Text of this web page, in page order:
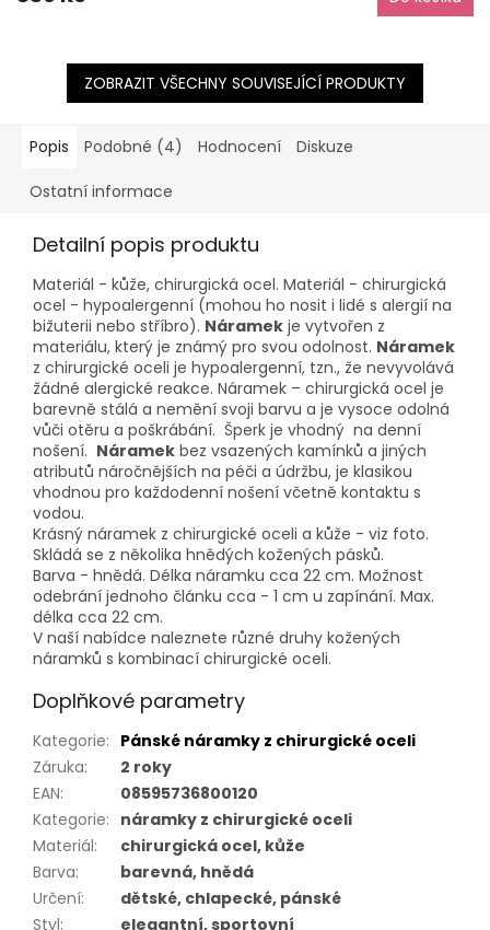
ZOBRAZIT VŠECHNY SOUVISEJÍCÍ PRODUKTY
Popis Podobné (4) Hodnocení Diskuze
Ostatní informace
Detailní popis produktu
Materiál - kůže, chirurgická ocel. Materiál - chirurgická
ocel - hypoalergenní (mohou ho nosit i lidé s alergií na
bižuterii nebo stříbro). Náramek je vytvořen z
materiálu, který je známý pro svou odolnost. Náramek
z chirurgické oceli je hypoalergenní, tzn., že nevyvolává
žádné alergické reakce. Náramek – chirurgická ocel je
barevně stálá a nemění svoji barvu a je vysoce odolná
vůči otěru a poškrábání. Šperk je vhodný na denní
nošení. Náramek bez vsazených kamínků a jiných
atributů náročnějších na péči a údržbu, je klasikou
vhodnou pro každodenní nošení včetně kontaktu s
vodou.
Krásný náramek z chirurgické oceli a kůže - viz foto.
Skládá se z několika hnědých kožených pásků.
Barva - hnědá. Délka náramku cca 22 cm. Možnost
odebrání jednoho článku cca - 1 cm u zapínání. Max.
délka cca 22 cm.
V naší nabídce naleznete různé druhy kožených
náramků s kombinací chirurgické oceli.
Doplňkové parametry
Kategorie: Pánské náramky z chirurgické oceli
Záruka:
2 roky
EAN:
08595736800120
Kategorie: náramky z chirurgické oceli
Materiál:
chirurgická ocel, kůže
Barva:
barevná, hnědá
Určení:
dětské, chlapecké, pánské
Styl: elegantní, sportovní